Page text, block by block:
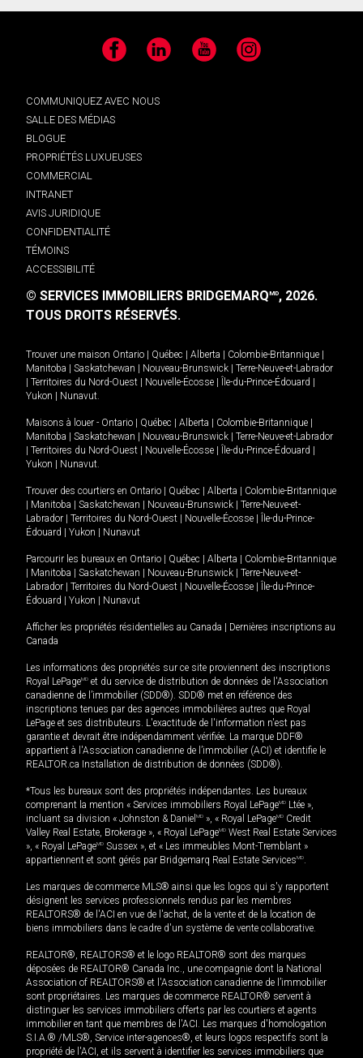
Facebook LinkedIn YouTube Instagram
COMMUNIQUEZ AVEC NOUS
SALLE DES MÉDIAS
BLOGUE
PROPRIÉTÉS LUXUEUSES
COMMERCIAL
INTRANET
AVIS JURIDIQUE
CONFIDENTIALITÉ
TÉMOINS
ACCESSIBILITÉ
© SERVICES IMMOBILIERS BRIDGEMARQMD, 2026.
TOUS DROITS RÉSERVÉS.
Trouver une maison Ontario Québec Alberta Colombie-Britannique
Manitoba
Saskatchewan Nouveau-Brunswick
Terre-Neuve-et-Labrador
Territoires du Nord-Ouest Nouvelle-Écosse Île-du-Prince-Édouard
Yukon
Nunavut.
Maisons à louer - Ontario Québec Alberta Colombie-Britannique
Manitoba
Saskatchewan Nouveau-Brunswick
Terre-Neuve-et-Labrador
Territoires du Nord-Ouest Nouvelle-Écosse Île-du-Prince-Édouard
Yukon
Nunavut.
Trouver des courtiers en Ontario Québec Alberta
Colombie-Britannique
Manitoba Saskatchewan Nouveau-Brunswick
Terre-Neuve-et-
Labrador
Territoires du Nord-Ouest Nouvelle-Écosse
Île-du-Prince-
Édouard
Yukon Nunavut
Parcourir les bureaux en Ontario Québec Alberta
Colombie-Britannique
Manitoba Saskatchewan Nouveau-Brunswick
Terre-Neuve-et-
Labrador
Territoires du Nord-Ouest Nouvelle-Écosse
Île-du-Prince-
Édouard
Yukon Nunavut
Afficher les propriétés résidentielles au Canada
Dernières inscriptions au
Canada
Les informations des propriétés sur ce site proviennent des inscriptions
Royal LePageMD et du service de distribution de données de l'Association
canadienne de l’immobilier (SDD®). SDD® met en référence des
inscriptions tenues par des agences immobilières autres que Royal
LePage et ses distributeurs. L'exactitude de l'information n'est pas
garantie et devrait être indépendamment vérifiée. La marque DDF®
appartient à l'Association canadienne de l’immobilier (ACI) et identifie le
REALTOR.ca Installation de distribution de données (SDD®).
*Tous les bureaux sont des propriétés indépendantes. Les bureaux
comprenant la mention « Services immobiliers Royal LePageMD Ltée »,
incluant sa division « Johnston & Daniel MD », « Royal LePageMD Credit
Valley Real Estate, Brokerage », « Royal LePageMD West Real Estate Services
», « Royal LePageMD Sussex », et « Les immeubles Mont-Tremblant »
appartiennent et sont gérés par Bridgemarq Real Estate ServicesMD.
Les marques de commerce MLS® ainsi que les logos qui s'y rapportent
désignent les services professionnels rendus par les membres
REALTORS® de l'ACI en vue de l'achat, de la vente et de la location de
biens immobiliers dans le cadre d'un système de vente collaborative.
REALTOR®, REALTORS® et le logo REALTOR® sont des marques
déposées de REALTOR® Canada Inc., une compagnie dont la National
Association of REALTORS® et l'Association canadienne de l’immobilier
sont propriétaires. Les marques de commerce REALTOR® servent à
distinguer les services immobiliers offerts par les courtiers et agents
immobilier en tant que membres de l'ACI. Les marques d'homologation
S.I.A.® /MLS®, Service inter-agences®, et leurs logos respectifs sont la
propriété de l'ACI, et ils servent à identifier les services immobiliers que